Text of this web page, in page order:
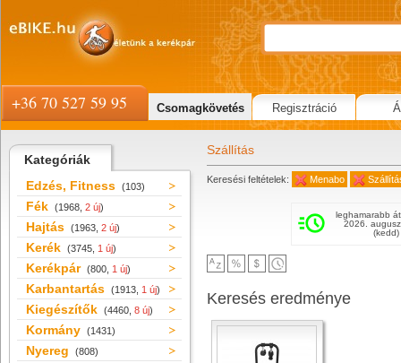
Kategóriák
Edzés, Fitness (103)
Fék (1968, 2 új)
Hajtás (1963, 2 új)
Kerék (3745, 1 új)
Kerékpár (800, 1 új)
Karbantartás (1913, 1 új)
Kiegészítők (4460, 8 új)
Kormány (1431)
Nyereg (808)
Szállítás
Keresési feltételek: Menabo
leghamarabb
2026.
(kedd)
Keresés eredménye
+36 70 527 59 95 Csomagkövetés Regisztráció